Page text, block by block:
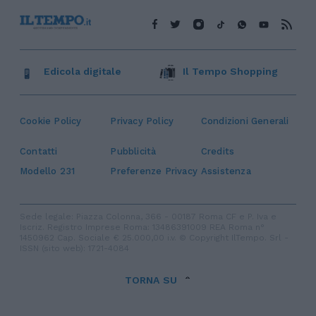
Cookie Policy Privacy Policy Condizioni Generali
Contatti Pubblicità
Credits
Modello 231
Preferenze Privacy Assistenza
Edicola digitale Il Tempo Shopping
TORNA SU